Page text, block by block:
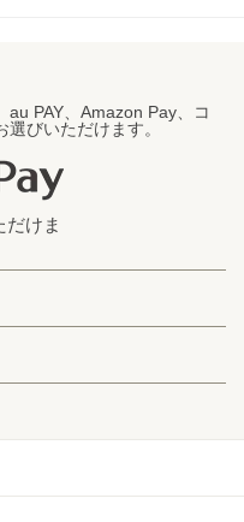
PAY、Amazon Pay、コ
びいただけます。
だけま